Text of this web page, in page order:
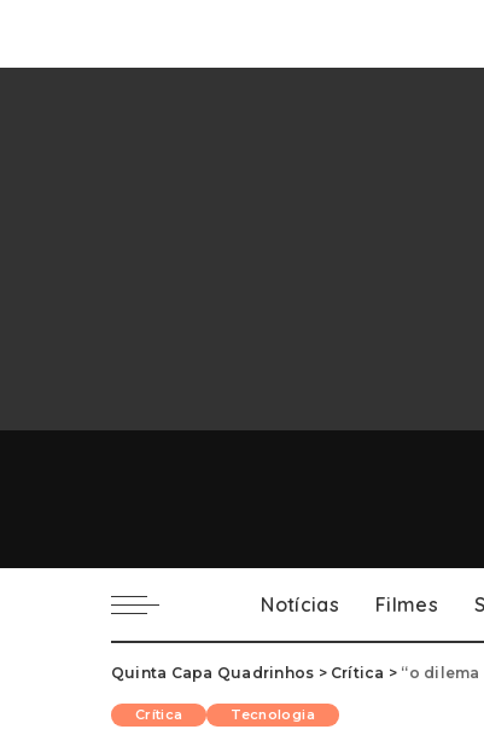
Notícias Filmes
Quinta Capa Quadrinhos > Crítica > “o
Crítica Tecnologia